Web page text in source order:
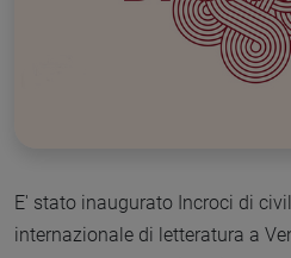
E' stato inaugurato Incroci di
internazionale di letteratura a